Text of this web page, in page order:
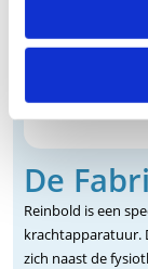
De
Reinbold is een
krachtapparatuur.
zich naast de